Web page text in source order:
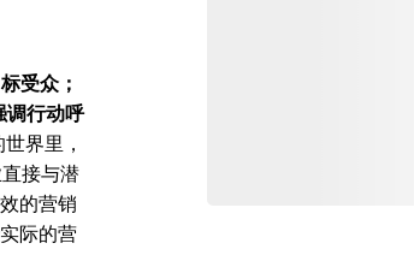
受众；
调行动呼
界里，
接与潜
的营销
际的营